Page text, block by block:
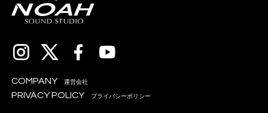
COMPANY 運営会社
PRIVACY POLICY プライバシーポリシー